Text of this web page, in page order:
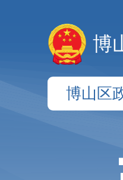
博
博山区